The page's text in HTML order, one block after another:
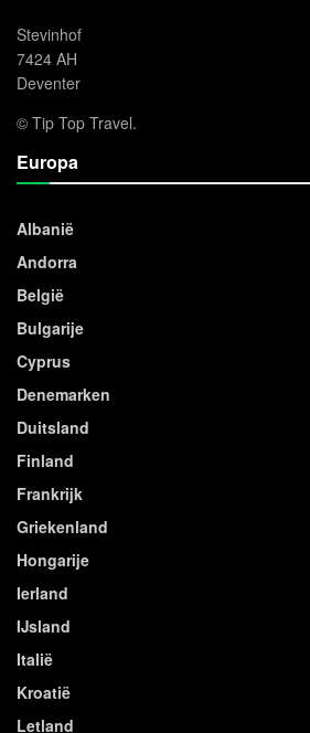
Stevinhof
7424 AH
Deventer
© Tip Top Travel.
Europa
Albanië
Andorra
België
Bulgarije
Cyprus
Denemarken
Duitsland
Finland
Frankrijk
Griekenland
Hongarije
Ierland
IJsland
Italië
Kroatië
Letland